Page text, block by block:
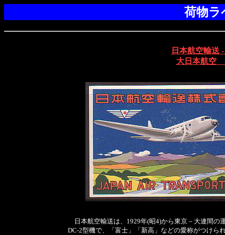
荷物ラ
日本航空輸送
大日本航空
日本航空輸送は、1929年(昭4)から東京－大連間の
DC-2型機で、「富士」「新高」などの愛称がつけら